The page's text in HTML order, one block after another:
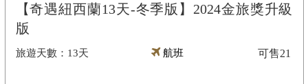
【奇遇紐西蘭13天-冬季版】2024金旅獎升級
版
13天 航班 可售21